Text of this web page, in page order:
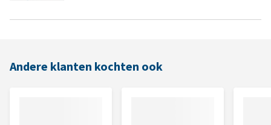
Andere klanten kochten ook